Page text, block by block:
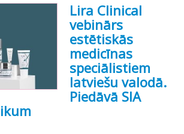
Lira Clinical
vebinārs
estētiskās
medicīnas
speciālistiem
latviešu valodā.
Piedāvā SIA